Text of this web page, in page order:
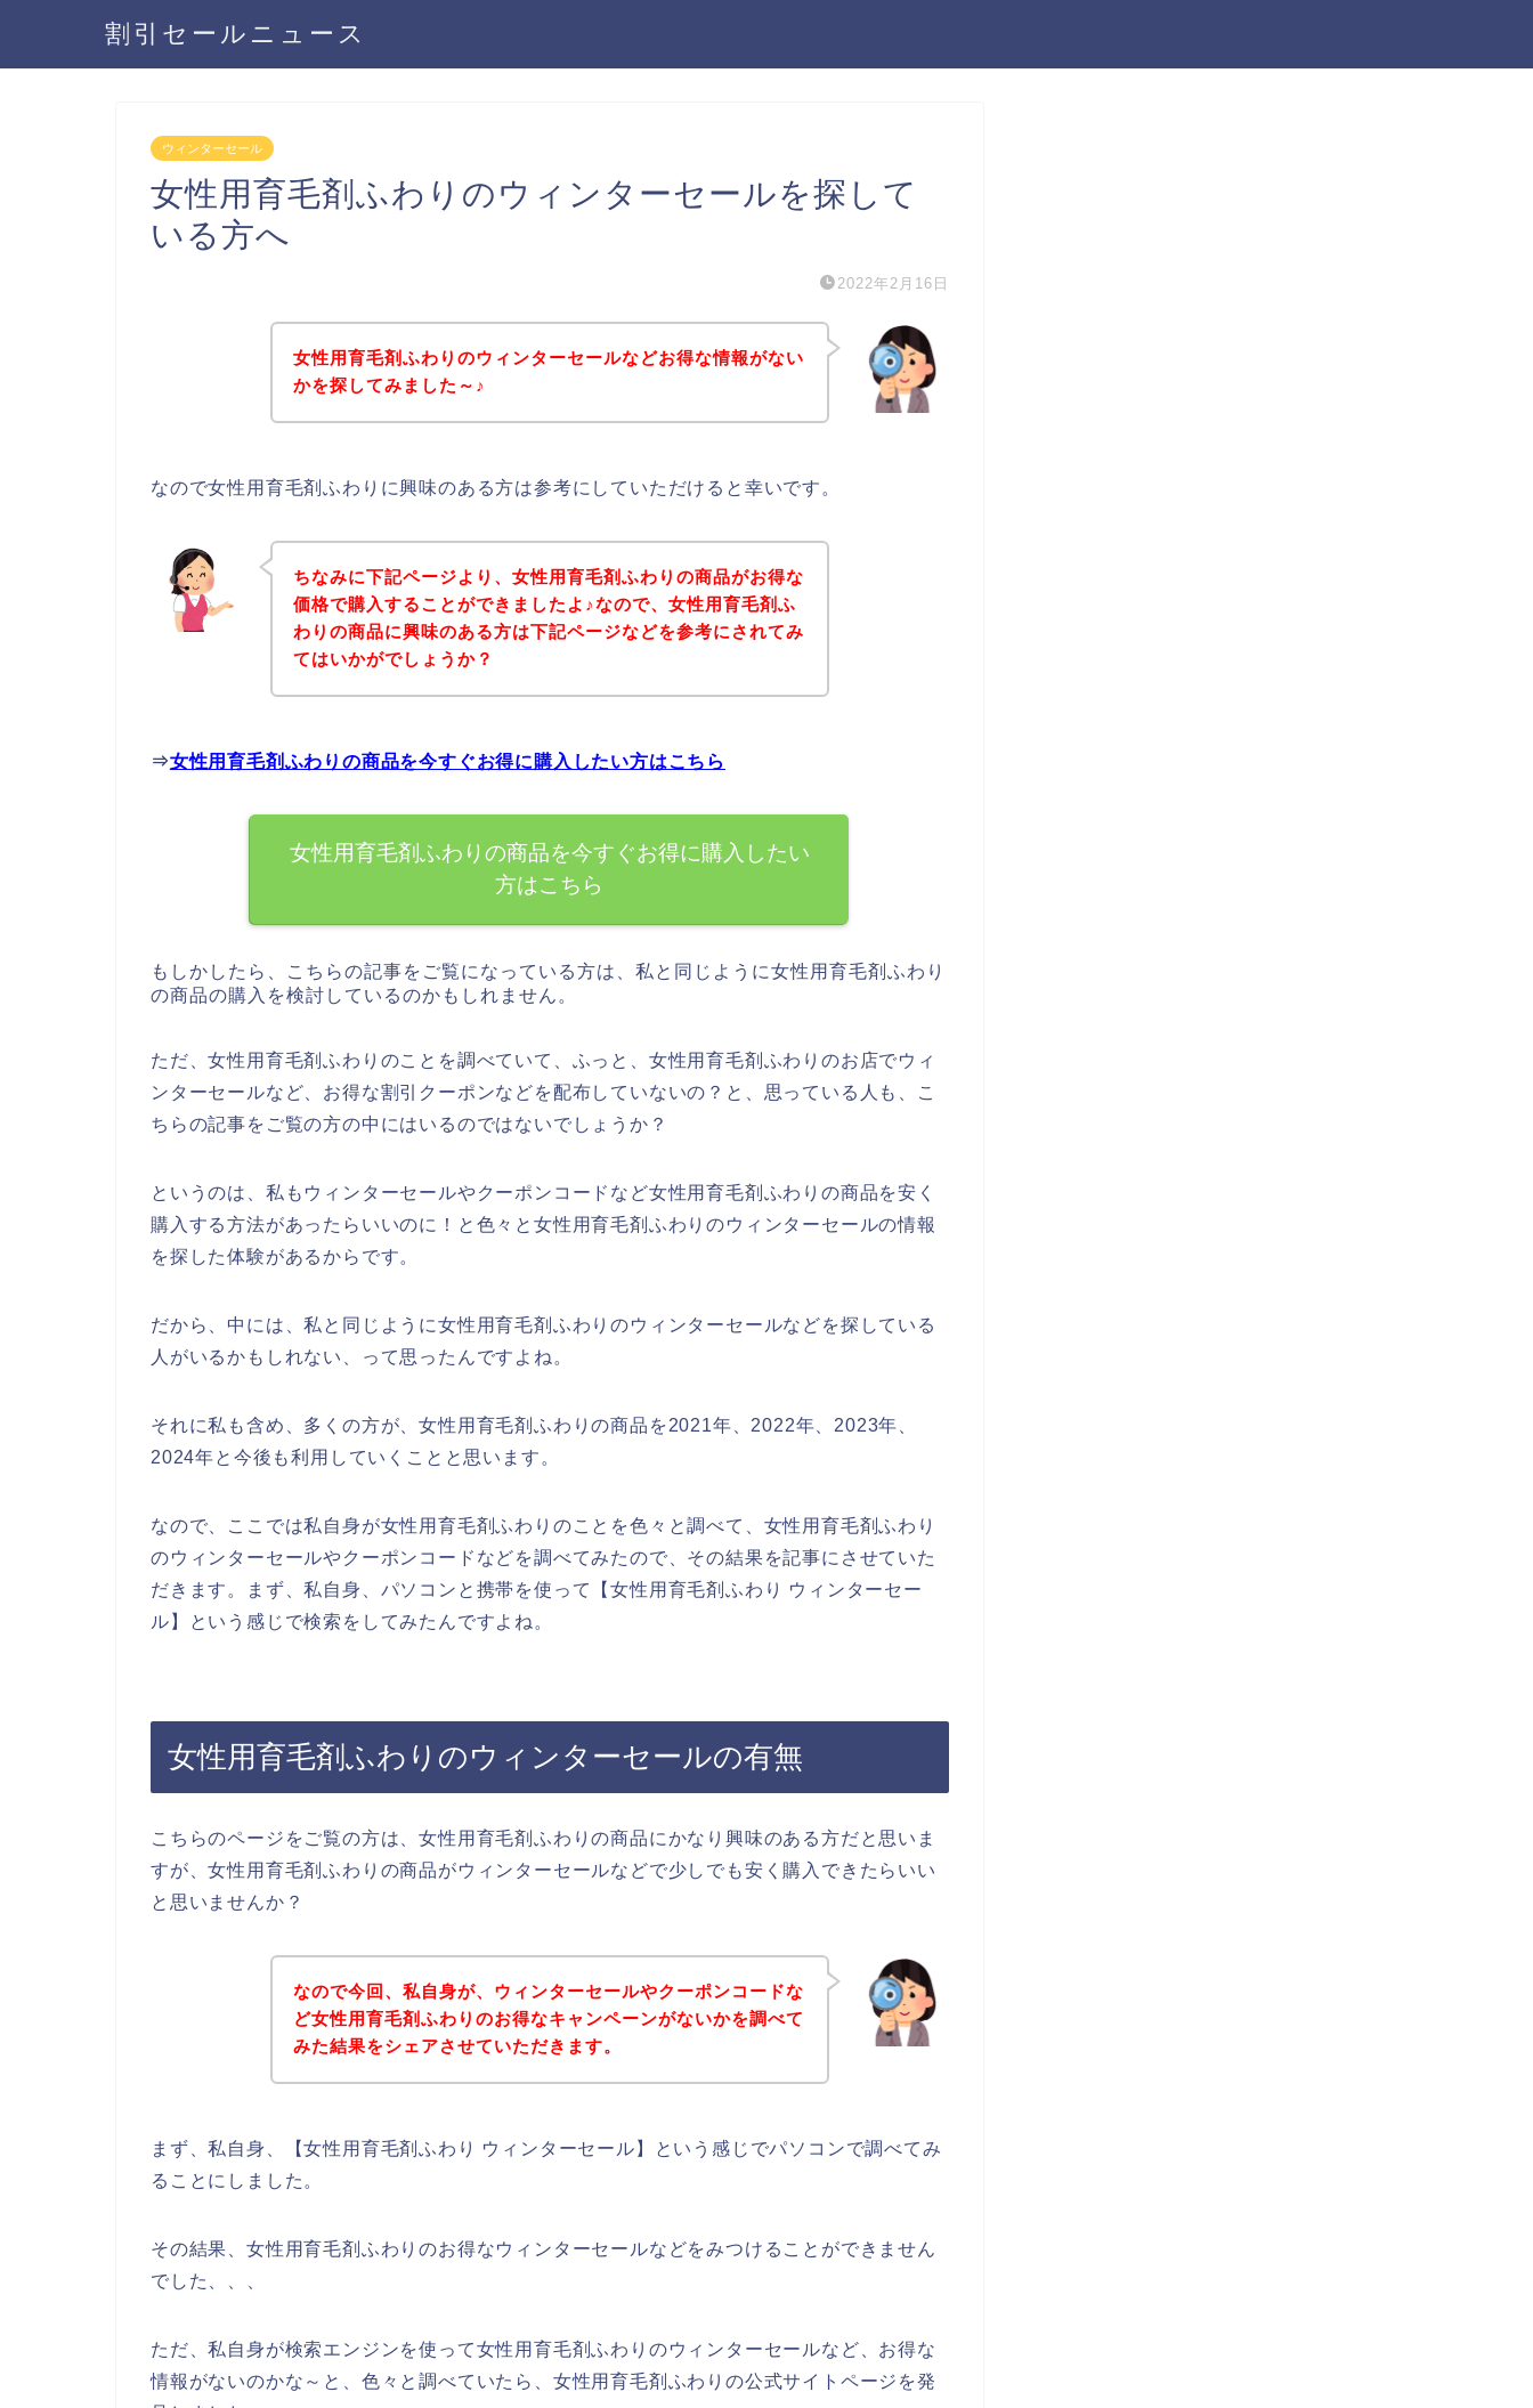
割引セールニュース
ウィンターセール
女性用育毛剤ふわりのウィンターセールを探して
いる方へ
2022年2月16日
女性用育毛剤ふわりのウィンターセールなどお得な情報がない
かを探してみました～♪
なので女性用育毛剤ふわりに興味のある方は参考にしていただけると幸いです。
ちなみに下記ページより、女性用育毛剤ふわりの商品がお得な
価格で購入することができましたよ♪なので、女性用育毛剤ふ
わりの商品に興味のある方は下記ページなどを参考にされてみ
てはいかがでしょうか？
⇒女性用育毛剤ふわりの商品を今すぐお得に購入したい方はこちら
女性用育毛剤ふわりの商品を今すぐお得に購入したい
方はこちら
もしかしたら、こちらの記事をご覧になっている方は、私と同じように女性用育毛剤ふわり
の商品の購入を検討しているのかもしれません。
ただ、女性用育毛剤ふわりのことを調べていて、ふっと、女性用育毛剤ふわりのお店でウィ
ンターセールなど、お得な割引クーポンなどを配布していないの？と、思っている人も、こ
ちらの記事をご覧の方の中にはいるのではないでしょうか？
というのは、私もウィンターセールやクーポンコードなど女性用育毛剤ふわりの商品を安く
購入する方法があったらいいのに！と色々と女性用育毛剤ふわりのウィンターセールの情報
を探した体験があるからです。
だから、中には、私と同じように女性用育毛剤ふわりのウィンターセールなどを探している
人がいるかもしれない、って思ったんですよね。
それに私も含め、多くの方が、女性用育毛剤ふわりの商品を2021年、2022年、2023年、
2024年と今後も利用していくことと思います。
なので、ここでは私自身が女性用育毛剤ふわりのことを色々と調べて、女性用育毛剤ふわり
のウィンターセールやクーポンコードなどを調べてみたので、その結果を記事にさせていた
だきます。まず、私自身、パソコンと携帯を使って【女性用育毛剤ふわり ウィンターセー
ル】という感じで検索をしてみたんですよね。
女性用育毛剤ふわりのウィンターセールの有無
こちらのページをご覧の方は、女性用育毛剤ふわりの商品にかなり興味のある方だと思いま
すが、女性用育毛剤ふわりの商品がウィンターセールなどで少しでも安く購入できたらいい
と思いませんか？
なので今回、私自身が、ウィンターセールやクーポンコードな
ど女性用育毛剤ふわりのお得なキャンペーンがないかを調べて
みた結果をシェアさせていただきます。
まず、私自身、【女性用育毛剤ふわり ウィンターセール】という感じでパソコンで調べてみ
ることにしました。
その結果、女性用育毛剤ふわりのお得なウィンターセールなどをみつけることができません
でした、、、
ただ、私自身が検索エンジンを使って女性用育毛剤ふわりのウィンターセールなど、お得な
情報がないのかな～と、色々と調べていたら、女性用育毛剤ふわりの公式サイトページを発